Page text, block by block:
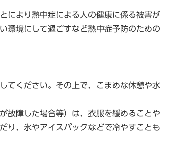
により熱中症による人の健康に係る被害が
環境にして過ごすなど熱中症予防のための
てください。その上で、こまめな休憩や水
故障した場合等）は、衣服を緩めることや
り、氷やアイスパックなどで冷やすことも